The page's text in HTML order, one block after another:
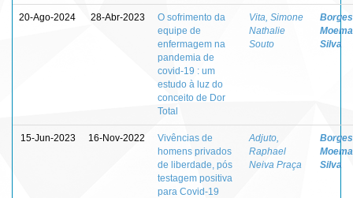
20-Ago-2024 28-Abr-2023
O sofrimento da
equipe de
enfermagem na
pandemia de
covid-19 : um
estudo à luz do
conceito de Dor
Total
Vita, Simone
Nathalie
Souto
Silva
15-Jun-2023 16-Nov-2022
Vivências de
homens privados
de liberdade, pós
testagem positiva
para Covid-19
Adjuto,
Raphael
Neiva Praça
Silva